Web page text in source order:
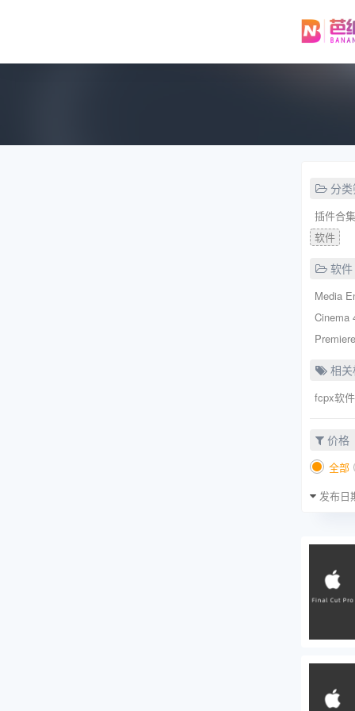
分
插件合集
软件
软件
Media
Cinema
相
fcpx软件
价格
全部
发布日